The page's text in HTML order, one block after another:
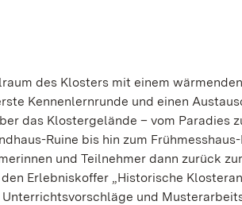
des Klosters mit einem
Kennenlernrunde und einen
das Klostergelände – vom Paradies
Ruine bis hin zum
und Teilnehmer dann zurück
Erlebniskoffer „Historische
und